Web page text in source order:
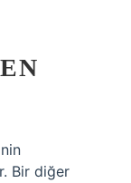
Bir diğer